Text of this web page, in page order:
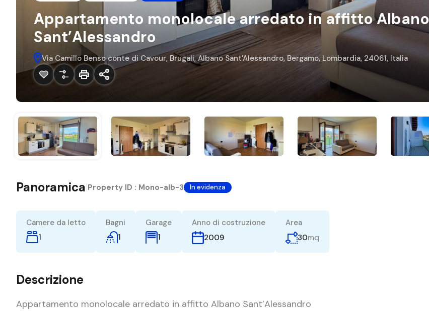
Appartamento monolocale arredato in affitto Albano
Sant’Alessandro
Via Camillo Benso conte di Cavour, Brugali, Albano Sant'Alessandro, Bergamo, Lombardia, 24061, Italia
Panoramica Property ID : Mono-alb-3 In evidenza
Camere da letto
1
Bagni
1
Garage
1
Anno di costruzione
2009
Area
30mq
Descrizione
Appartamento monolocale arredato in affitto Albano Sant’Alessandro